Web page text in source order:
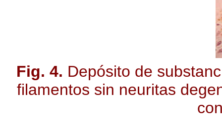
Fig. 4. Depósito de
filamentos sin neuritas